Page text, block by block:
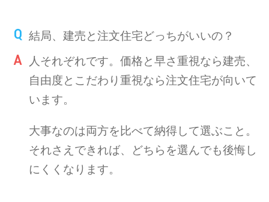
結局、建売と注文住宅どっちがいいの？
人それぞれです。価格と早さ重視なら建売、
自由度とこだわり重視なら注文住宅が向いて
います。
大事なのは両方を比べて納得して選ぶこと。
それさえできれば、どちらを選んでも後悔し
にくくなります。